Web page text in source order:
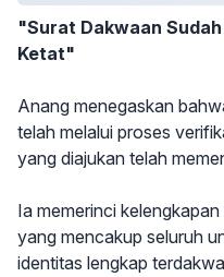
"Surat Dakwaan
Ketat"
Anang menegaskan
telah melalui proses
yang diajukan telah
Ia memerinci
yang mencakup seluruh
identitas lengkap